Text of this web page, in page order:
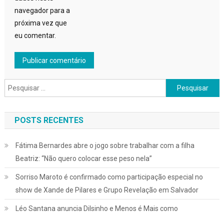
navegador para a
próxima vez que
eu comentar.
Pesquisar
por:
POSTS RECENTES
Fátima Bernardes abre o jogo sobre trabalhar com a filha
Beatriz: “Não quero colocar esse peso nela”
Sorriso Maroto é confirmado como participação especial no
show de Xande de Pilares e Grupo Revelação em Salvador
Léo Santana anuncia Dilsinho e Menos é Mais como